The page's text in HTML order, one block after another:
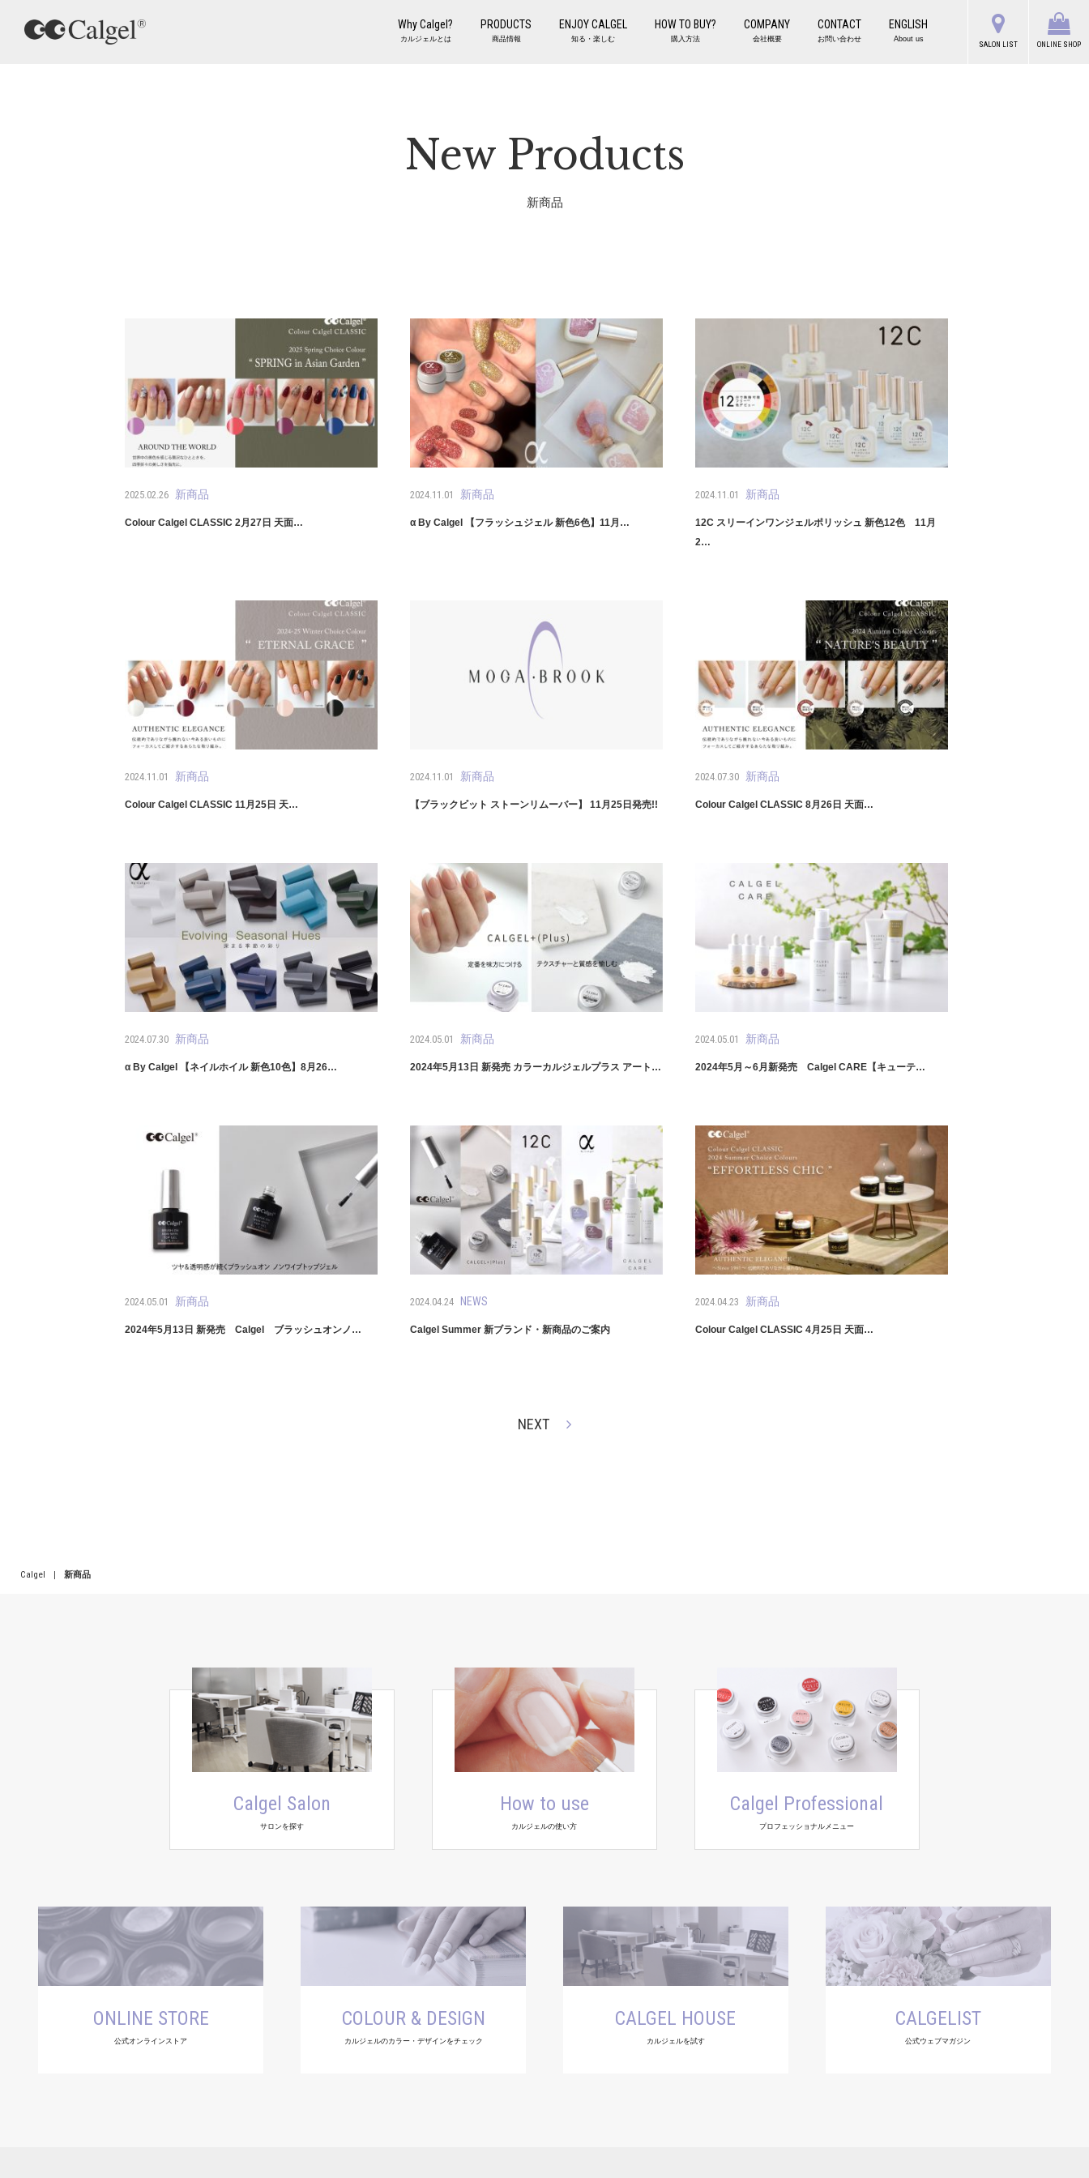
Why Calgel?
カルジェルとは
PRODUCTS
商品情報
ENJOY CALGEL
知る・楽しむ
HOW TO BUY?
購入方法
COMPANY
会社概要
CONTACT
お問い合わせ
ENGLISH
About us
SALON LIST ONLINE SHOP
New Products
新商品
2025.02.26 新商品
Colour Calgel CLASSIC 2月27日 天面…
2024.11.01 新商品
α By Calgel 【フラッシュジェル 新色6色】11月…
2024.11.01 新商品
12C スリーインワンジェルポリッシュ 新色12色 11月
2…
2024.11.01 新商品
Colour Calgel CLASSIC 11月25日 天…
2024.11.01 新商品
【ブラックビット ストーンリムーバー】 11月25日発売!!
2024.07.30 新商品
Colour Calgel CLASSIC 8月26日 天面…
2024.07.30 新商品
α By Calgel 【ネイルホイル 新色10色】8月26…
2024.05.01 新商品
2024年5月13日 新発売 カラーカルジェルプラス アート…
2024.05.01 新商品
2024年5月～6月新発売 Calgel CARE【キューテ…
2024.05.01 新商品
2024年5月13日 新発売 Calgel ブラッシュオンノ…
2024.04.24 NEWS
Calgel Summer 新ブランド・新商品のご案内
2024.04.23 新商品
Colour Calgel CLASSIC 4月25日 天面…
NEXT
Calgel | 新商品
Calgel Salon
サロンを探す
How to use
カルジェルの使い方
Calgel Professional
プロフェッショナルメニュー
ONLINE STORE
公式オンラインストア
COLOUR & DESIGN
カルジェルのカラー・デザインをチェック
CALGEL HOUSE
カルジェルを試す
CALGELIST
公式ウェブマガジン